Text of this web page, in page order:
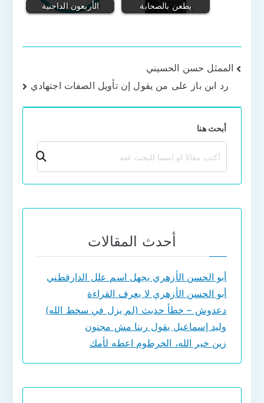
الأربعون الداجنية
يطعن بالصحابة
تصفّح
المقالات
الممثل حسن الحسيني
رد ابن باز على من يقول إن تأويل الصفات اجتهادي
أبحث هنا
بحث
أحدث المقالات
أبو الحسن الأزهري يجهل اسم علل الدارقطني
أبو الحسن الأزهري لا يعرف القراءة
دعدوش – خطأ حديث (لم يزل في سخط الله)
وليد إسماعيل يقول ربنا مش مجنون
زين خير الله، الخرطوم اعطه لأمك